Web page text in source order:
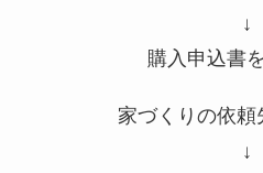
↓
購入申込書
家づくりの依頼
↓